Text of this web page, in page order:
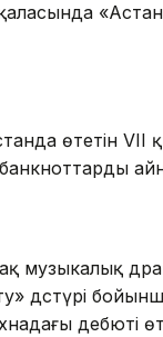
өтетін
музыкалық
дәстүрі
дебюті